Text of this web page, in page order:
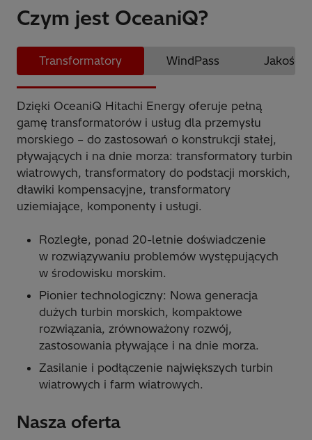
Czym jest OceaniQ?
Transformatory WindPass Jakość
Dzięki OceaniQ Hitachi Energy oferuje pełną
gamę transformatorów i usług dla przemysłu
morskiego – do zastosowań o konstrukcji stałej,
pływających i na dnie morza: transformatory turbin
wiatrowych, transformatory do podstacji morskich,
dławiki kompensacyjne, transformatory
uziemiające, komponenty i usługi.
Rozległe, ponad 20-letnie doświadczenie
w rozwiązywaniu problemów występujących
w środowisku morskim.
Pionier technologiczny: Nowa generacja
dużych turbin morskich, kompaktowe
rozwiązania, zrównoważony rozwój,
zastosowania pływające i na dnie morza.
Zasilanie i podłączenie największych turbin
wiatrowych i farm wiatrowych.
Nasza oferta